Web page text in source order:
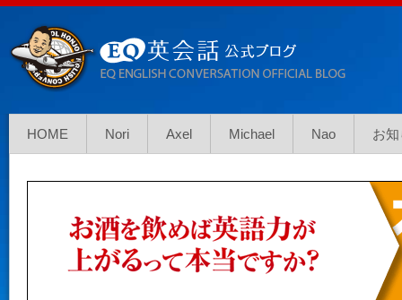
HOME Nori Axel Michael Nao お